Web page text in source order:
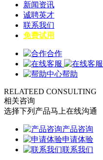
新闻资讯
诚聘英才
联系我们
免费试用
合作
帮助
RELATEED CONSULTING
相关咨询
选择下列产品马上在线沟通
产品咨询
申请体验
联系我们